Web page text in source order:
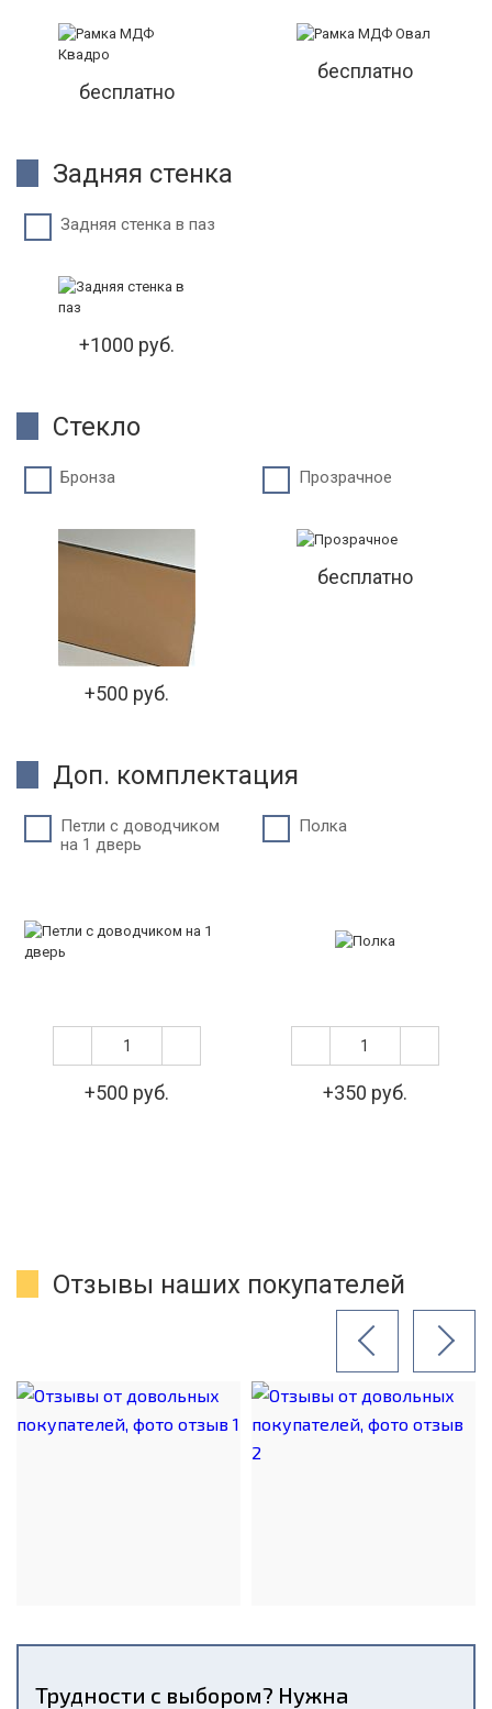
бесплатно
бесплатно
Задняя стенка
Задняя стенка в паз
+1000 руб.
Стекло
Бронза
+500 руб.
Прозрачное
бесплатно
Доп. комплектация
Петли c доводчиком
на 1 дверь
+500 руб.
Полка
+350 руб.
Отзывы наших покупателей
Трудности с выбором? Нужна